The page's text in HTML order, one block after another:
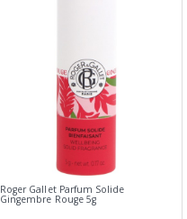
Roger Gallet Parfum Solide
Gingembre Rouge 5g